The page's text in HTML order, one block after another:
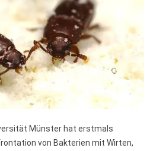
Münster hat erstmals
von Bakterien mit Wirten,